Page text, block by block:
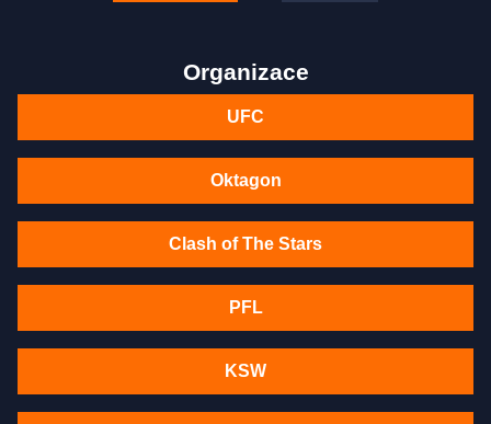
Organizace
UFC
Oktagon
Clash of The Stars
PFL
KSW